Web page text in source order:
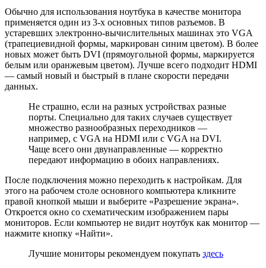
Обычно для использования ноутбука в качестве монитора
применяется один из 3-х основных типов разъемов. В
устаревших электронно-вычислительных машинах это VGA
(трапециевидной формы, маркирован синим цветом). В более
новых может быть DVI (прямоугольной формы, маркируется
белым или оранжевым цветом). Лучше всего подходит HDMI
— самый новый и быстрый в плане скорости передачи
данных.
Не страшно, если на разных устройствах разные
порты. Специально для таких случаев существует
множество разнообразных переходников —
например, с VGA на HDMI или с VGA на DVI.
Чаще всего они двунаправленные — корректно
передают информацию в обоих направлениях.
После подключения можно переходить к настройкам. Для
этого на рабочем столе основного компьютера кликните
правой кнопкой мыши и выберите «Разрешение экрана».
Откроется окно со схематическим изображением пары
мониторов. Если компьютер не видит ноутбук как монитор —
нажмите кнопку «Найти».
Лучшие мониторы рекомендуем покупать здесь